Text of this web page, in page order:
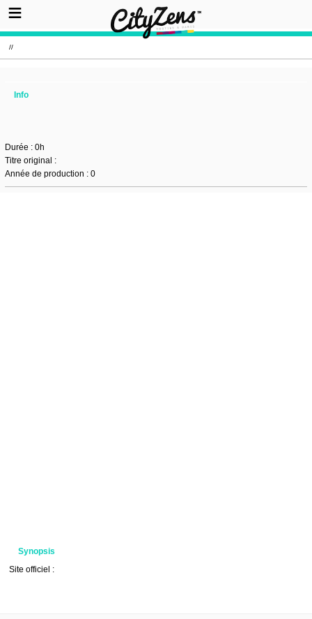
//
Info
Durée : 0h
Titre original :
Année de production : 0
Synopsis
Site officiel :